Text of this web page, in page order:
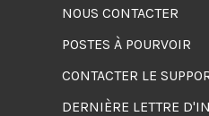
NOUS CONTACTER
POSTES À POURVOIR
CONTACTER LE
DERNIÈRE LETTRE